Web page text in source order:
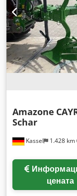
Kassel 1.428 km
Amazone
Schar
цената